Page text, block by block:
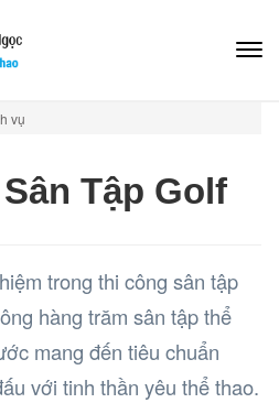
vụ
Tập Golf
trong thi công sân tập
hàng trăm sân tập thể
mang đến tiêu chuẩn
với tinh thần yêu thể thao.